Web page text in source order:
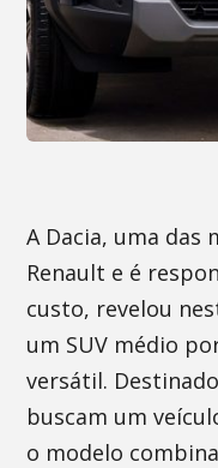
A Dacia, uma das
Renault e é
custo, revelou
um SUV médio
versátil.
buscam um
o modelo